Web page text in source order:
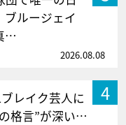
ルージェイ
…
2026.08.08
4
レイク芸人に
格言”が深い…